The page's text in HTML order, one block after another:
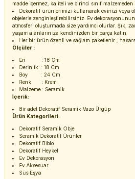
madde içermez, kaliteli ve birinci sınıf malzemeden
Dekoratif ürünlerimizi kullanarak evinizi veya
objelerle zenginleştirebilirsiniz. Ev
atmosferi oluşturmada size yardımcı olurlar. Şık,
yaşam alanlarınıza kendinizden bir parça katın.
Her bir ürün özenli ve sağlam paketlenir ,
Ölçüler :
En : 18 Cm
Derinlik : 18 Cm
Boy : 24 Cm
Renk : Krem
Malzeme : Seramik
İçerik:
Bir adet Dekoratif Seramik Vazo Ürgüp
Ürün Kategorileri:
Dekoratif Seramik Obje
Seramik Dekoratif Ürünler
Dekoratif Biblo
Dekoratif Heykel
Ev Dekorasyon
Ev Aksesuar
Süs Eşya